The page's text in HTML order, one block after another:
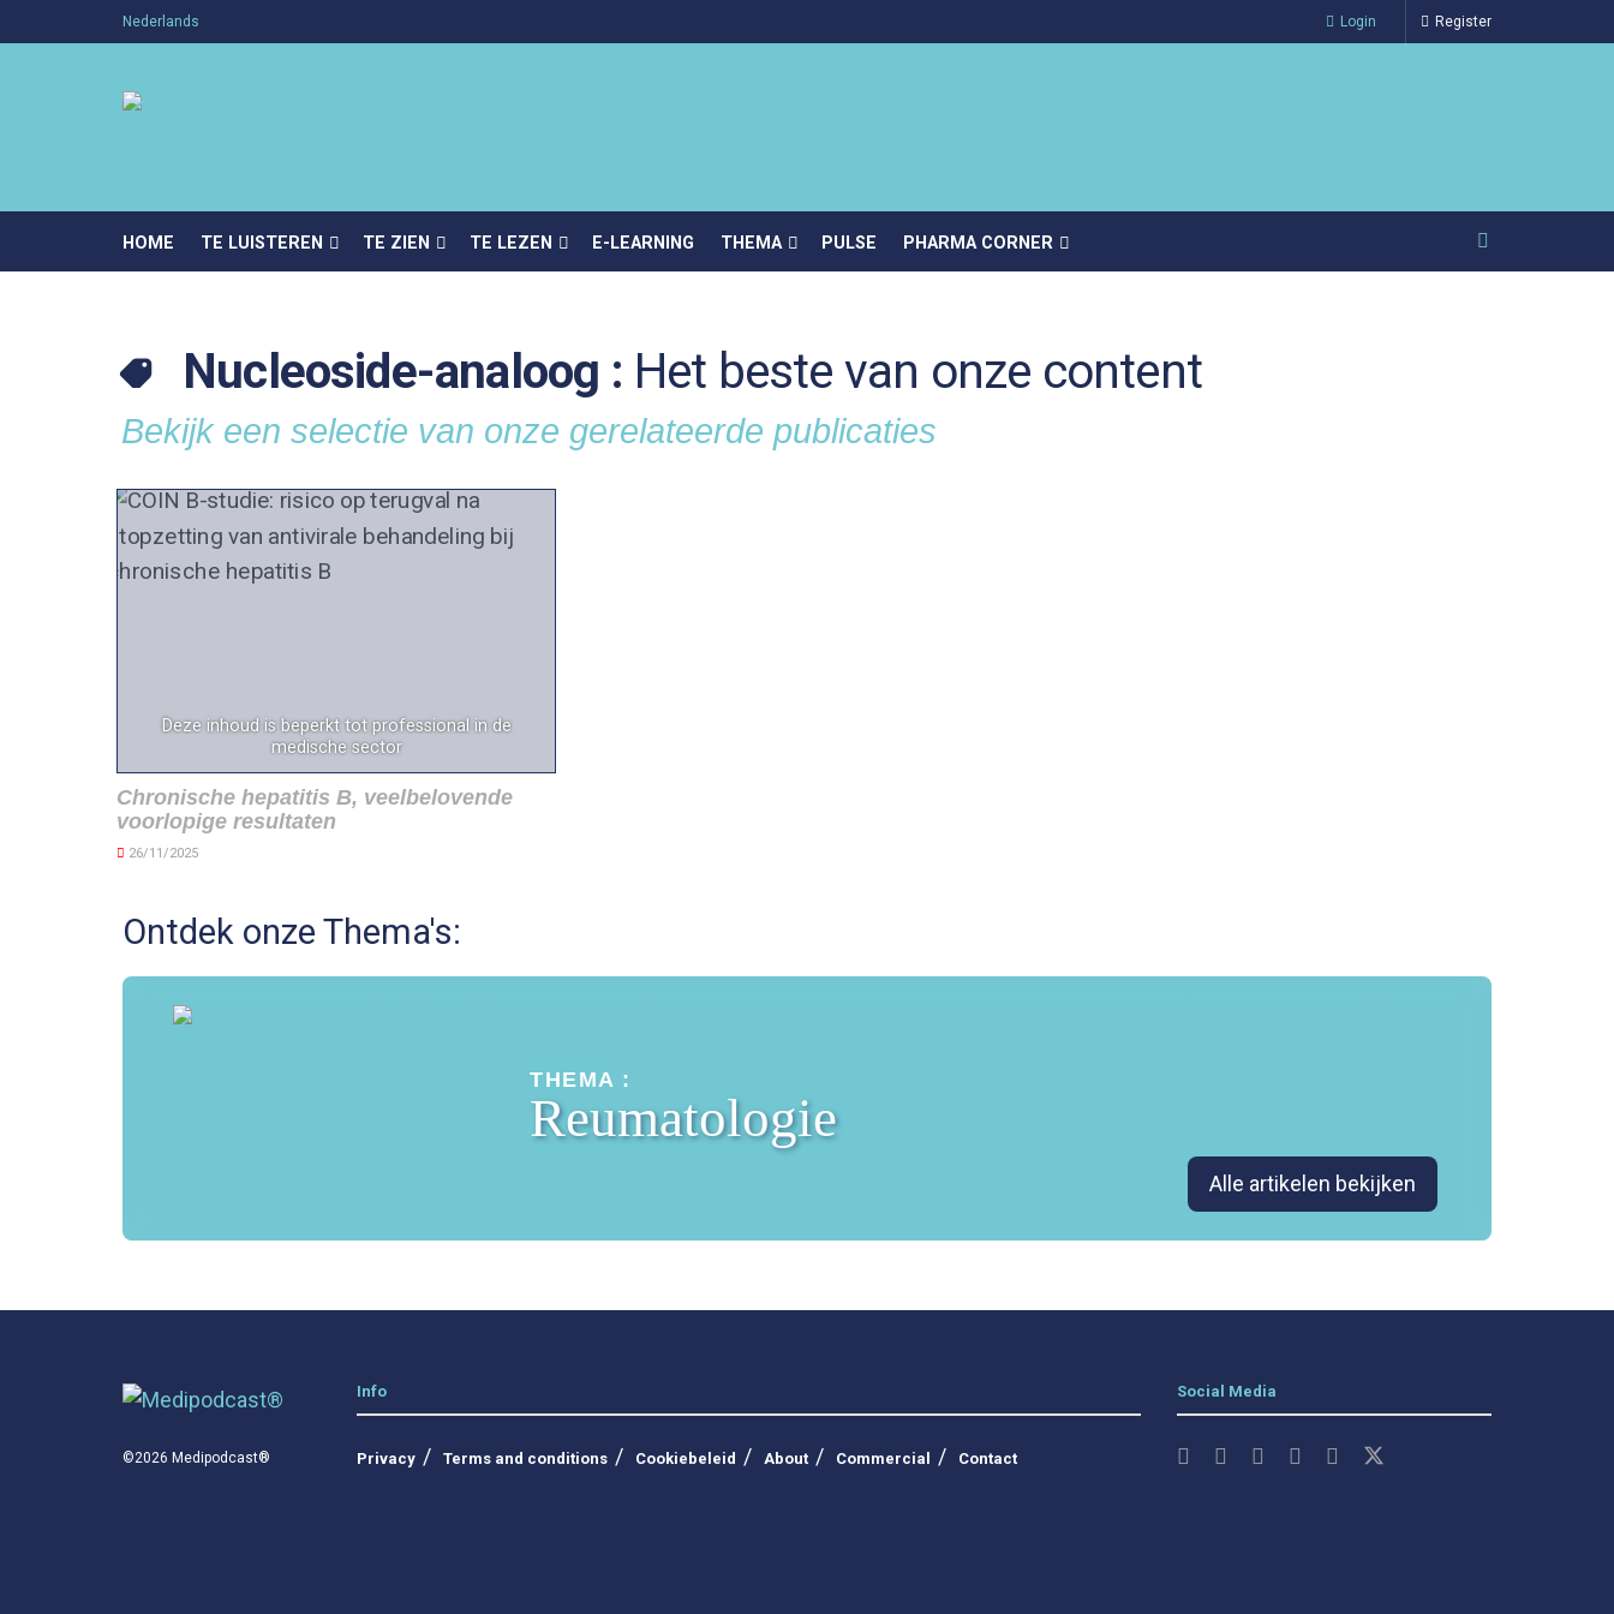
Nederlands Login Register
HOME TE LUISTEREN TE ZIEN TE LEZEN E-LEARNING THEMA PULSE PHARMA CORNER
Nucleoside-analoog : Het beste van onze content
Bekijk een selectie van onze gerelateerde publicaties
Deze inhoud is beperkt tot professional in de
medische sector
Chronische hepatitis B, veelbelovende
voorlopige resultaten
26/11/2025
Ontdek onze Thema's:
THEMA :
Reumatologie
Alle artikelen bekijken
©2026 Medipodcast®
Info
Privacy Terms and conditions Cookiebeleid About Commercial Contact
Social Media